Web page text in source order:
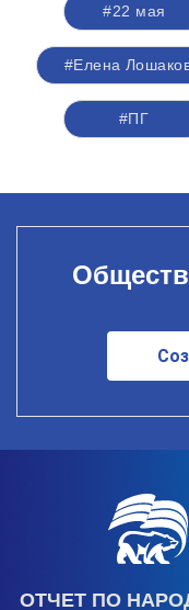
#22 мая
#Елена
#ПГ
ОТЧЕТ ПО